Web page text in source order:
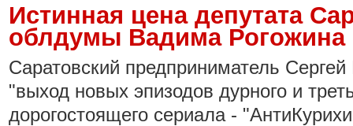
Истинная цена депутата
облдумы Вадима Рогожина
​Саратовский предприниматель
"выход новых эпизодов дурного и
дорогостоящего сериала -